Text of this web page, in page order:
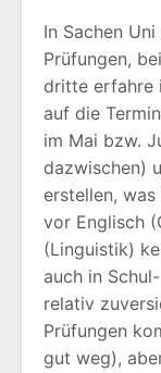
In Sachen
Prüfungen,
dritte erfahre
auf die
im Mai bzw.
dazwischen)
erstellen,
vor Englisch
(Linguistik)
auch in
relativ
Prüfungen
gut weg),